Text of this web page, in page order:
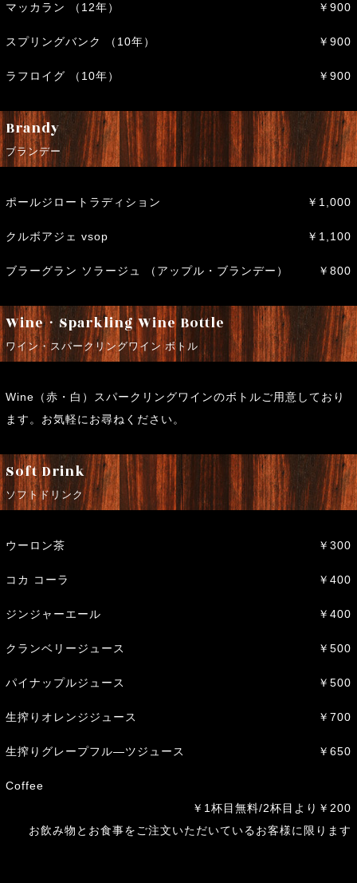
マッカラン （12年） ￥900
スプリングバンク （10年） ￥900
ラフロイグ （10年） ￥900
Brandy
ブランデー
ポールジロートラディション ￥1,000
クルボアジェ vsop ￥1,100
ブラーグラン ソラージュ （アップル・ブランデー） ￥800
Wine・Sparkling Wine Bottle
ワイン・スパークリングワイン ボトル
Wine（赤・白）スパークリングワインのボトルご用意しており
ます。お気軽にお尋ねください。
Soft Drink
ソフトドリンク
ウーロン茶 ￥300
コカ コーラ ￥400
ジンジャーエール ￥400
クランベリージュース ￥500
パイナップルジュース ￥500
生搾りオレンジジュース ￥700
生搾りグレープフル―ツジュース ￥650
Coffee
￥1杯目無料/2杯目より￥200
お飲み物とお食事をご注文いただいているお客様に限ります